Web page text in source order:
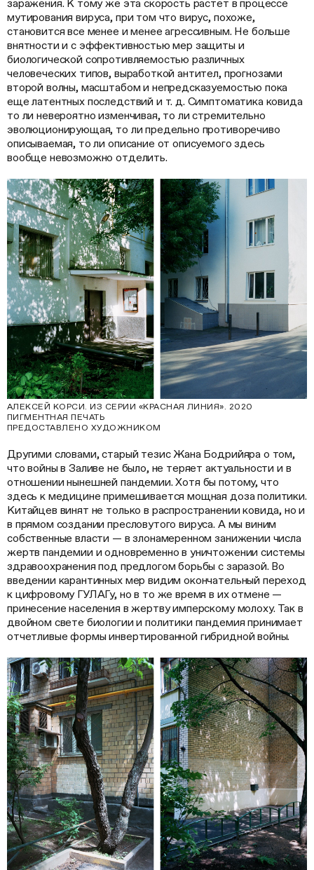
заражения. К тому же эта скорость растет в процессе
мутирования вируса, при том что вирус, похоже,
становится все менее и менее агрессивным. Не больше
внятности и с эффективностью мер защиты и
биологической сопротивляемостью различных
человеческих типов, выработкой антител, прогнозами
второй волны, масштабом и непредсказуемостью пока
еще латентных последствий и т. д. Симптоматика ковида
то ли невероятно изменчивая, то ли стремительно
эволюционирующая, то ли предельно противоречиво
описываемая, то ли описание от описуемого здесь
вообще невозможно отделить.
АЛЕКСЕЙ КОРСИ. ИЗ СЕРИИ «КРАСНАЯ ЛИНИЯ». 2020
ПИГМЕНТНАЯ ПЕЧАТЬ
ПРЕДОСТАВЛЕНО ХУДОЖНИКОМ
Другими словами, старый тезис Жана Бодрийяра о том,
что войны в Заливе не было, не теряет актуальности и в
отношении нынешней пандемии. Хотя бы потому, что
здесь к медицине примешивается мощная доза политики.
Китайцев винят не только в распространении ковида, но и
в прямом создании пресловутого вируса. А мы виним
собственные власти — в злонамеренном занижении числа
жертв пандемии и одновременно в уничтожении системы
здравоохранения под предлогом борьбы с заразой. Во
введении карантинных мер видим окончательный переход
к цифровому ГУЛАГу, но в то же время в их отмене —
принесение населения в жертву имперскому молоху. Так в
двойном свете биологии и политики пандемия принимает
отчетливые формы инвертированной гибридной войны.